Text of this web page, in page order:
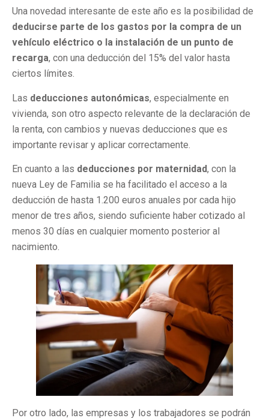
Una novedad interesante de este año es la posibilidad de
deducirse parte de los gastos por la compra de un
vehículo eléctrico o la instalación de un punto de
recarga, con una deducción del 15% del valor hasta
ciertos límites.
Las deducciones autonómicas, especialmente en
vivienda, son otro aspecto relevante de la declaración de
la renta, con cambios y nuevas deducciones que es
importante revisar y aplicar correctamente.
En cuanto a las deducciones por maternidad, con la
nueva Ley de Familia se ha facilitado el acceso a la
deducción de hasta 1.200 euros anuales por cada hijo
menor de tres años, siendo suficiente haber cotizado al
menos 30 días en cualquier momento posterior al
nacimiento.
Por otro lado, las empresas y los trabajadores se podrán